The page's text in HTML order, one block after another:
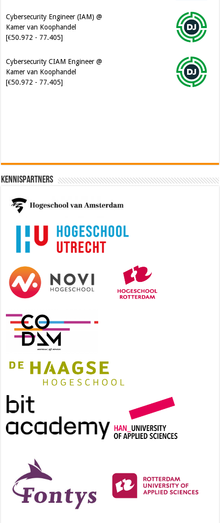
Kamer van Koophandel
[€50.972 - 77.405]
Kamer van Koophandel
[€50.972 - 77.405]
Kennispartners